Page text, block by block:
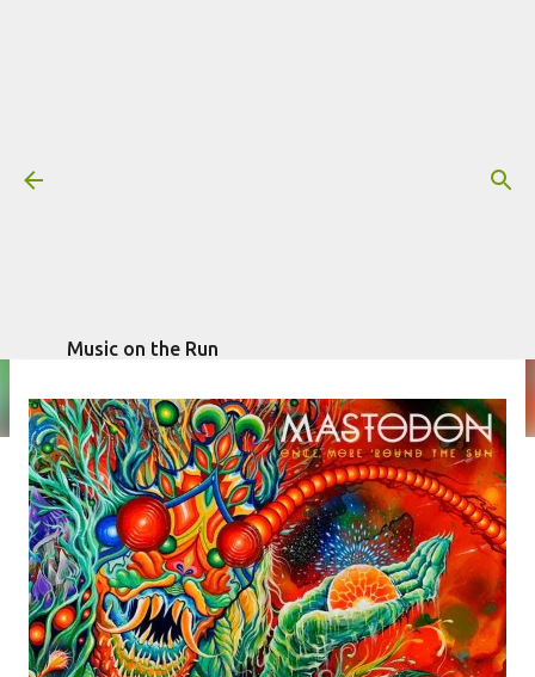
Music on the Run
Resenha: Mastodon – Once More